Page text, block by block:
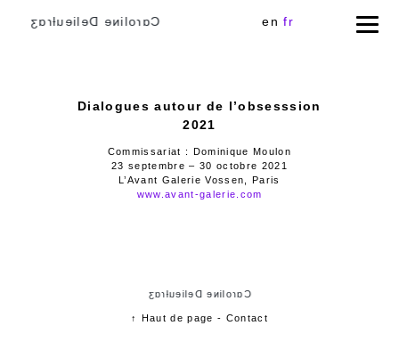
Cɑɾoliɴe Delieuƚɾɑʒ en fr
Dialogues autour de l’obsesssion
2021
Commissariat : Dominique Moulon
23 septembre – 30 octobre 2021
L’Avant Galerie Vossen, Paris
www.avant-galerie.com
Cɑɾoliɴe Delieuƚɾɑʒ
↑ Haut de page - Contact